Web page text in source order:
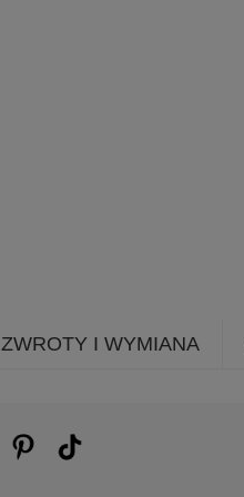
ZWROTY I WYMIANA